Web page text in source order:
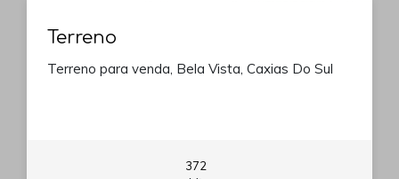
Terreno
Terreno para venda, Bela Vista, Caxias Do Sul
372